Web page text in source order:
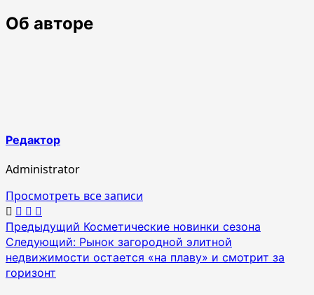
Об авторе
Редактор
Administrator
Просмотреть все записи
Навигация
по
записям
Предыдущий Косметические новинки сезона
Следующий: Рынок загородной элитной
недвижимости остается «на плаву» и смотрит за
горизонт